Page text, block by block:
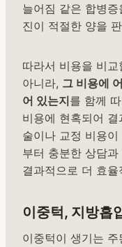
늘어짐 같은 합병
진이 적절한 양을
따라서 비용을 비
아니라, 그 비용에
어 있는지를 함께
비용에 현혹되어
술이나 교정 비용
부터 충분한 상담
결과적으로 더 효
이중턱, 지방흡
이중턱이 생기는